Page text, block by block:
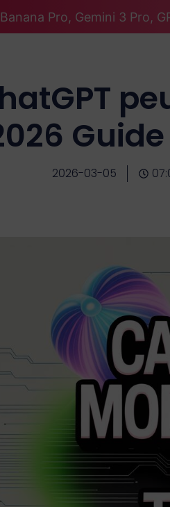
Pro, Gemini 3 Pro,
2026-03-05